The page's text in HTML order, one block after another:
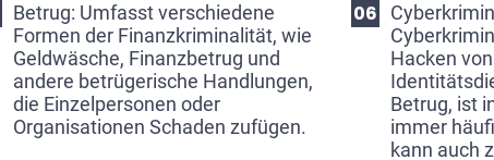
Betrug: Umfasst verschiedene
Formen der Finanzkriminalität, wie
Geldwäsche, Finanzbetrug und
andere betrügerische Handlungen,
die Einzelpersonen oder
Organisationen Schaden zufügen.
Hacken
Betrug, ist
immer
kann auch